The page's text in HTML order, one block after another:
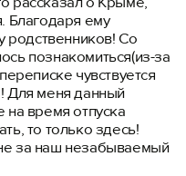
Благодаря ему
родственников! Со
познакомиться(из-за
чувствуется
Для меня данный
на время отпуска
то только здесь!
за наш незабываемый